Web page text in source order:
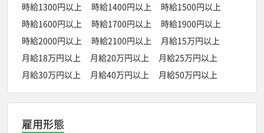
時給1300円以上
時給1400円以上
時給1500円以上
時給1600円以上
時給1700円以上
時給1900円以上
時給2000円以上
時給2100円以上
月給15万円以上
月給18万円以上
月給20万円以上
月給25万円以上
月給30万円以上
月給40万円以上 月給50万円以上
雇用形態